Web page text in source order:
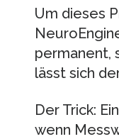
Um dieses
permanent,
lässt sich
Der Trick:
wenn